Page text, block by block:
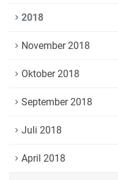
2018
November 2018
Oktober 2018
September 2018
Juli 2018
April 2018